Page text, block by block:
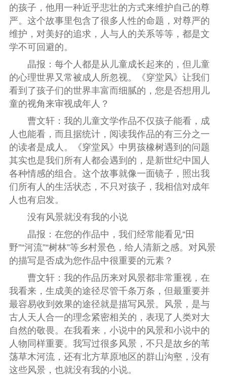
的孩子，他用一种近乎悲壮的方式来维护自己的尊
严。这个故事里包含了很多人性的命题，对尊严的
维护，对美好的追求，人与人的关系等等，都是文
学不可回避的。
晶报：每个人都是从儿童成长起来的，但儿童
的心理世界又常被成人所忽视。《穿堂风》让我们
看到了孩子们的世界丰富而细腻的，您是否想用儿
童的视角来审视成年人？
曹文轩：我的儿童文学作品不仅孩子能看，成
人也能看，而且据统计，阅读我作品的有三分之一
的读者是成人。《穿堂风》中男孩橡树遇到的问题
其实也是我们所有人都会遇到的，是新世纪中国人
各种情感的组合。这个故事就像一面镜子，照出我
们所有人的生活状态，不只对孩子，我相信对成年
人也有启发。
没有风景就没有我的小说
晶报：在您的作品中，我们经常能看见“田
野”“河流”“树林”等乡村景色，给人清新之感。对风景
的描写是否成为您作品中很重要的元素？
曹文轩：我的作品历来对风景都非常重视，在
我看来，生成美的途径尽管千条万条，但最重要并
最容易收到效果的途径就是描写风景。风景，是与
古人天人合一的理念紧密相关的，表现了人类对大
自然的敬畏。在我看来，小说中的风景和小说中的
人物同样重要。我写过很多风景，不只是故乡的苇
荡草木河流，还有北方草原地区的群山沟壑，没有
这些风景，也就没有我的小说。